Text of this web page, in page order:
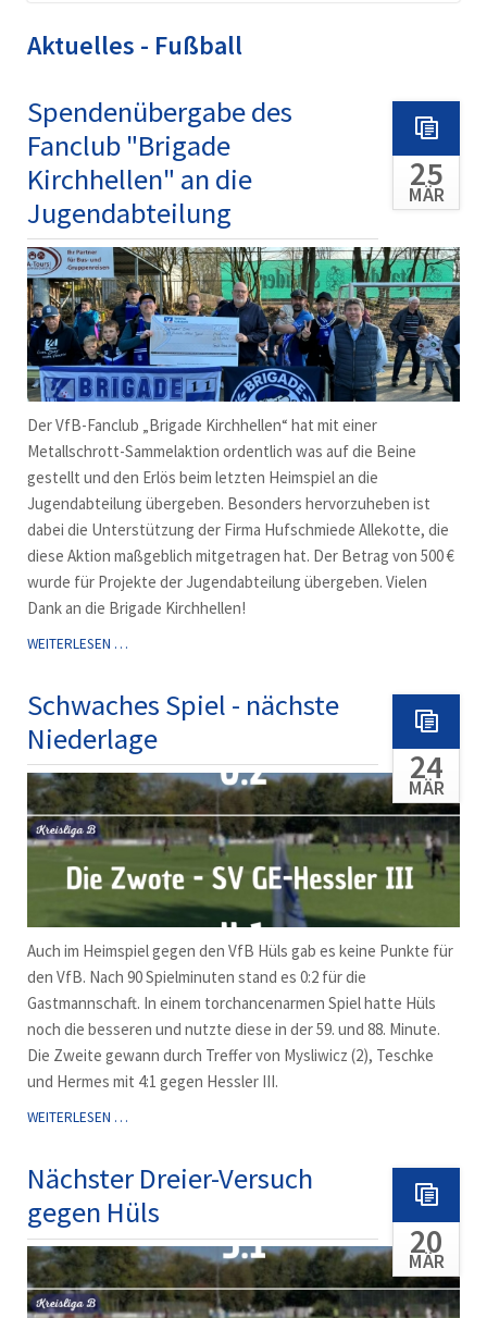
Aktuelles - Fußball
Spendenübergabe des
Fanclub "Brigade
Kirchhellen" an die
Jugendabteilung
25
MÄR
Der VfB-Fanclub „Brigade Kirchhellen“ hat mit einer
Metallschrott-Sammelaktion ordentlich was auf die Beine
gestellt und den Erlös beim letzten Heimspiel an die
Jugendabteilung übergeben. Besonders hervorzuheben ist
dabei die Unterstützung der Firma Hufschmiede Allekotte, die
diese Aktion maßgeblich mitgetragen hat. Der Betrag von 500 €
wurde für Projekte der Jugendabteilung übergeben. Vielen
Dank an die Brigade Kirchhellen!
WEITERLESEN …SPENDENÜBERGABE
"BRIGADE
KIRCHHELLEN"
AN
DIE
JUGENDABTEILUNG
Schwaches Spiel - nächste
Niederlage
24
MÄR
Auch im Heimspiel gegen den VfB Hüls gab es keine Punkte für
den VfB. Nach 90 Spielminuten stand es 0:2 für die
Gastmannschaft. In einem torchancenarmen Spiel hatte Hüls
noch die besseren und nutzte diese in der 59. und 88. Minute.
Die Zweite gewann durch Treffer von Mysliwicz (2), Teschke
und Hermes mit 4:1 gegen Hessler III.
WEITERLESEN …SCHWACHES
NÄCHSTE
NIEDERLAGE
Nächster Dreier-Versuch
gegen Hüls
20
MÄR